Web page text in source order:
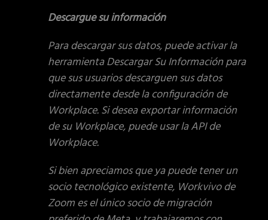
Descargue su información
Para descargar sus datos, puede activar la
herramienta Descargar Su Información para
que sus usuarios descarguen sus datos
directamente desde la configuración de
Workplace. Si desea exportar información
de su Workplace, puede usar la API de
Workplace.
Si bien apreciamos que ya puede tener un
socio tecnológico existente, Workvivo de
Zoom es el único socio de migración